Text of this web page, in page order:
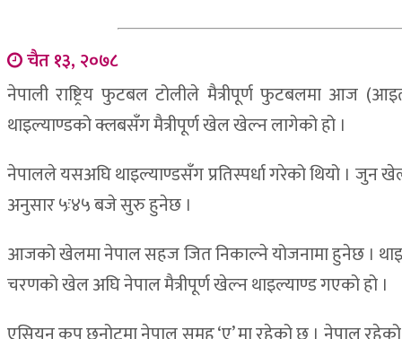
चैत १३, २०७८
नेपाली राष्ट्रिय फुटबल टोलीले मैत्रीपूर्ण फुटबलमा आज
थाइल्याण्डको क्लबसँग मैत्रीपूर्ण खेल खेल्न लागेको हो ।
नेपालले यसअघि थाइल्याण्डसँग प्रतिस्पर्धा गरेको थियो ।
अनुसार ५ः४५ बजे सुरु हुनेछ ।
आजको खेलमा नेपाल सहज जित निकाल्ने योजनामा हुनेछ ।
चरणको खेल अघि नेपाल मैत्रीपूर्ण खेल्न थाइल्याण्ड गएको हो ।